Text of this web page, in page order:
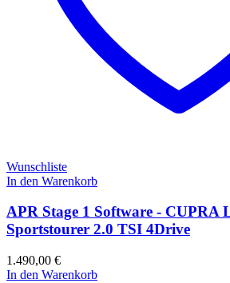
Wunschliste
In den Warenkorb
APR Stage 1 Software - CUPRA
Sportstourer 2.0 TSI 4Drive
1.490,00 €
In den Warenkorb